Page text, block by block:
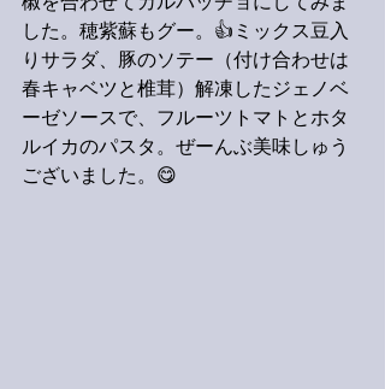
した。穂紫蘇もグー。👍ミックス豆入
りサラダ、豚のソテー（付け合わせは
春キャベツと椎茸）解凍したジェノベ
ーゼソースで、フルーツトマトとホタ
ルイカのパスタ。ぜーんぶ美味しゅう
ございました。😋